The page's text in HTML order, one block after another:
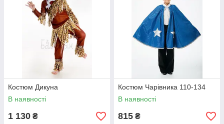
Костюм Дикуна
В наявності
1 130 ₴
Костюм Чарівника 110-134
В наявності
815 ₴